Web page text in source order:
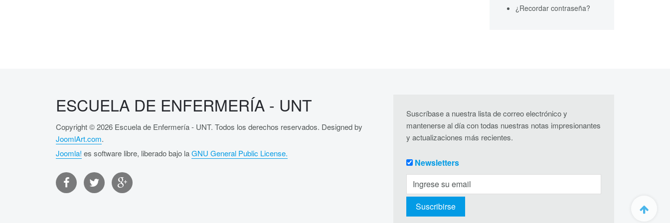
¿Recordar contraseña?
ESCUELA DE ENFERMERÍA - UNT
Copyright © 2026 Escuela de Enfermería - UNT. Todos los derechos reservados. Designed by
JoomlArt.com.
Joomla! es software libre, liberado bajo laGNU General Public License.
Suscríbase a nuestra lista de correo electrónico y
mantenerse al día con todas nuestras notas impresionantes
y actualizaciones más recientes.
Newsletters